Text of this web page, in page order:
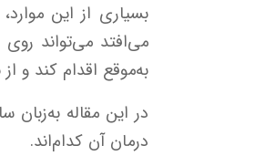
می‌افتد می‌تواند
به‌موقع اقدام کند و
در این مقاله
درمان آن کدام‌اند.